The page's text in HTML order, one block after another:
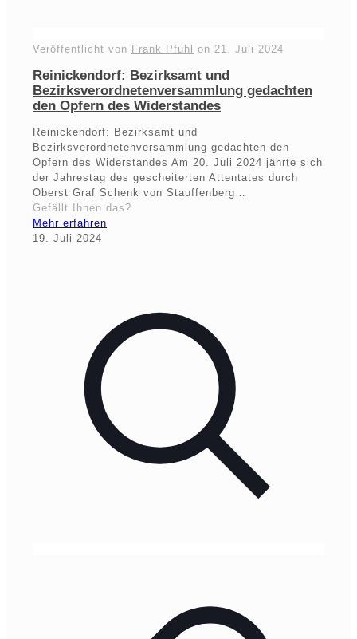
Veröffentlicht von Frank Pfuhl on 21. Juli 2024
Reinickendorf: Bezirksamt und
Bezirksverordnetenversammlung gedachten
den Opfern des Widerstandes
Reinickendorf: Bezirksamt und
Bezirksverordnetenversammlung gedachten den
Opfern des Widerstandes Am 20. Juli 2024 jährte sich
der Jahrestag des gescheiterten Attentates durch
Oberst Graf Schenk von Stauffenberg…
Gefällt Ihnen das?
Mehr erfahren
19. Juli 2024